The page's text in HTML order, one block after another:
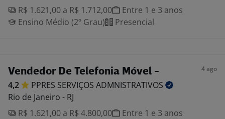
R$ 1.621,00 a R$ 1.712,00
Entre 1 e 3 anos
Ensino Médio (2º Grau)
Presencial
Vendedor De Telefonia Móvel - 4 ago
4,2 PPRES SERVIÇOS ADMNISTRATIVOS
Rio de Janeiro - RJ
R$ 1.621,00 a R$ 4.800,00
Entre 1 e 3 anos